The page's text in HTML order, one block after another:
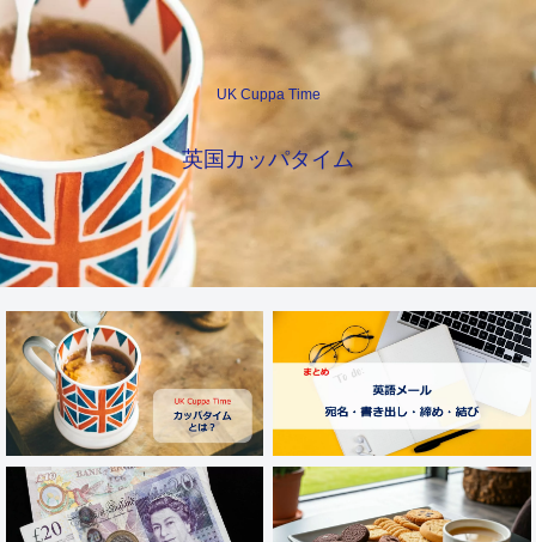
UK Cuppa Time
英国カッパタイム